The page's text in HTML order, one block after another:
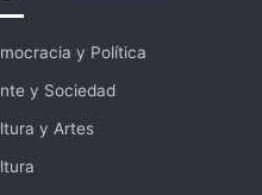
y Política
y Sociedad
y Artes